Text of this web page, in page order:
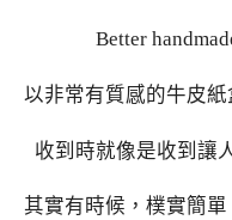
Better
以非常有質感的牛皮
收到時就像是收到讓
其實有時候，樸實簡